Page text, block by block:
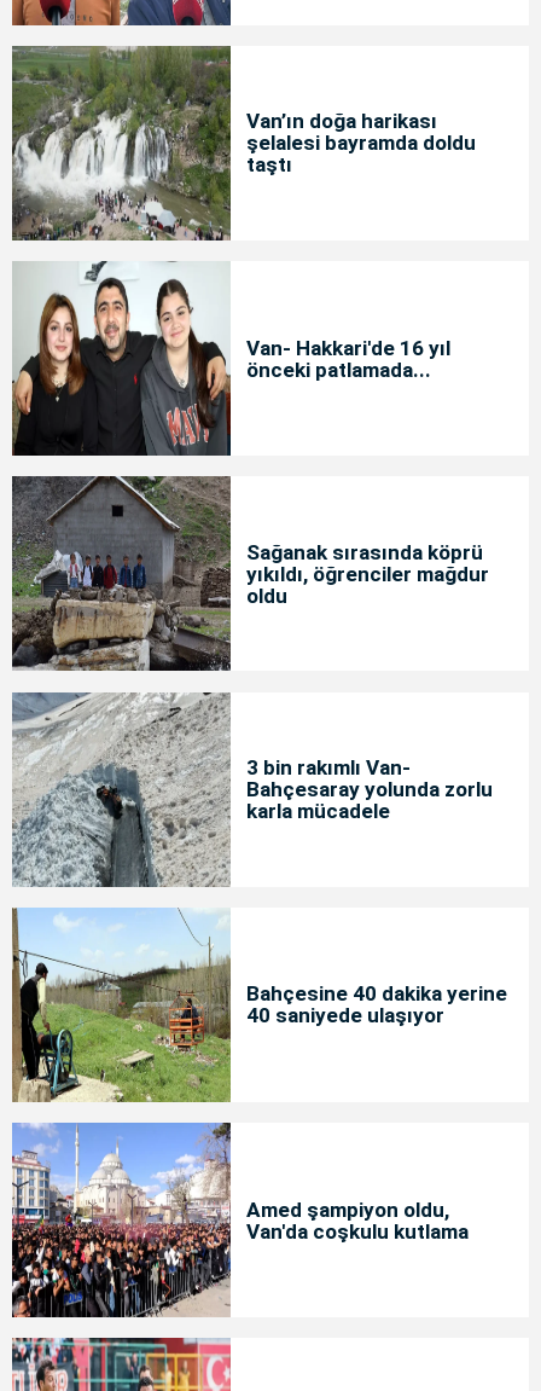
Van’ın doğa harikası
şelalesi bayramda doldu
taştı
Van- Hakkari'de 16 yıl
önceki patlamada...
Sağanak sırasında köprü
yıkıldı, öğrenciler mağdur
oldu
3 bin rakımlı Van-
Bahçesaray yolunda zorlu
karla mücadele
Bahçesine 40 dakika yerine
40 saniyede ulaşıyor
Amed şampiyon oldu,
Van'da coşkulu kutlama